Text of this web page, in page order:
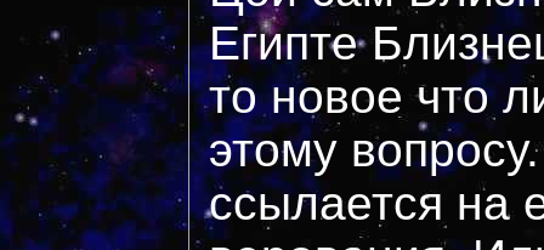
Египте
то новое что
этому
ссылается на